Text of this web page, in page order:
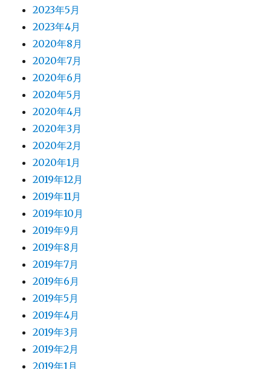
2023年5月
2023年4月
2020年8月
2020年7月
2020年6月
2020年5月
2020年4月
2020年3月
2020年2月
2020年1月
2019年12月
2019年11月
2019年10月
2019年9月
2019年8月
2019年7月
2019年6月
2019年5月
2019年4月
2019年3月
2019年2月
2019年1月